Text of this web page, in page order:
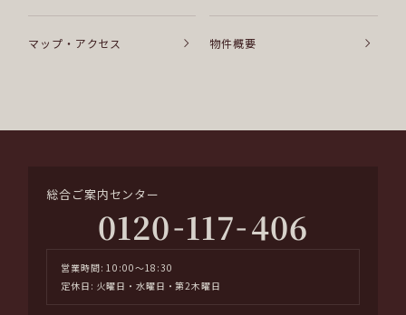
マップ・アクセス 物件概要
総合ご案内センター
0120-117-406
営業時間: 10:00～18:30
定休日: 火曜日・水曜日・第2木曜日